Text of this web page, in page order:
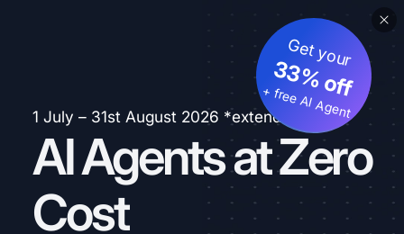
1 July – 31st August 2026 *extended
AI Agents at Zero
Cost
Get your
33% off
+ free AI Agent